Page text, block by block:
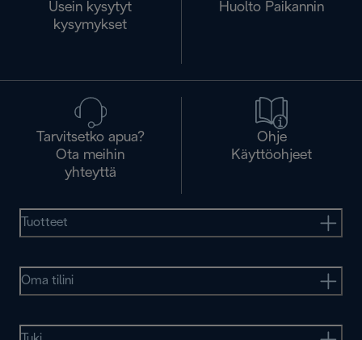
Usein kysytyt
kysymykset
Huolto Paikannin
Tarvitsetko apua?
Ota meihin
yhteyttä
Ohje
Käyttöohjeet
Tuotteet
Oma tilini